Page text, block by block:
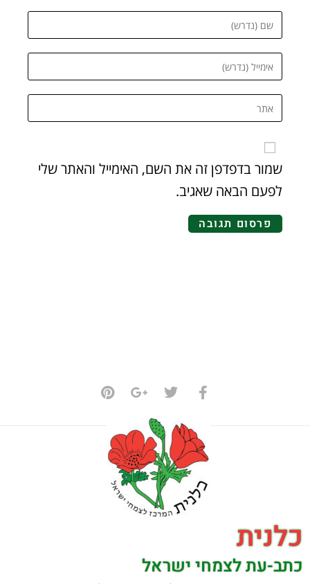
שמור בדפדפן זה את השם, האימייל והאתר שלי
לפעם הבאה שאגיב.
כלנית
כתב-עת לצמחי ישראל